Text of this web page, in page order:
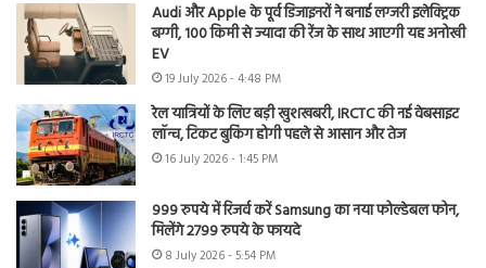
Audi और Apple के पूर्व डिजाइनरों ने बनाई लग्जरी इलेक्ट्रिक
बग्गी, 100 किमी से ज्यादा की रेंज के साथ आएगी यह अनोखी
EV
19 July 2026 - 4:48 PM
रेल यात्रियों के लिए बड़ी खुशखबरी, IRCTC की नई वेबसाइट
लॉन्च, टिकट बुकिंग होगी पहले से आसान और तेज
16 July 2026 - 1:45 PM
999 रुपये में रिजर्व करें Samsung का नया फोल्डेबल फोन,
मिलेंगे 2799 रुपये के फायदे
8 July 2026 - 5:54 PM